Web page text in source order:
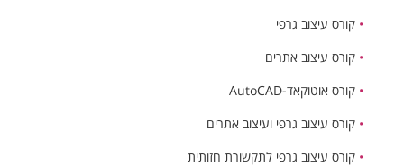
• קורס עיצוב גרפי
• קורס עיצוב אתרים
• קורס אוטוקאד-AutoCAD
• קורס עיצוב גרפי ועיצוב אתרים
• קורס עיצוב גרפי לתקשורת חזותית